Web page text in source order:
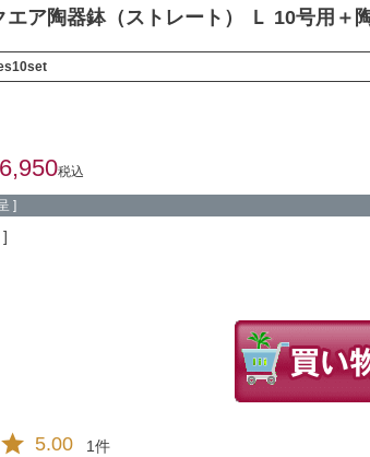
エア陶器鉢（ストレート） Ｌ 10号用＋
6,950税込
]
5.00 1